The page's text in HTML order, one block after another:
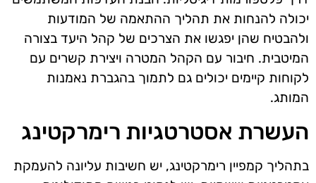
יכולה להנחות את תהליך ההתאמה של המודעות
ולהבטיח שהן יפגשו את הצרכים של קהל היעד בצורה
המיטבית. חיבור עם הקהל המטרה ויצירת קשרים עם
לקוחות קיימים יכולים גם לתמוך בהגברת נאמנות
המותג.
העשרת אסטרטגיות רימרקטינג
בתהליך קמפיין רימרקטינג, יש חשיבות עליונה להעמקת